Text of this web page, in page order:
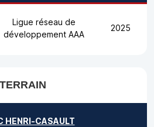
Ligue réseau de
développement AAA
2025
TERRAIN
HENRI-CASAULT